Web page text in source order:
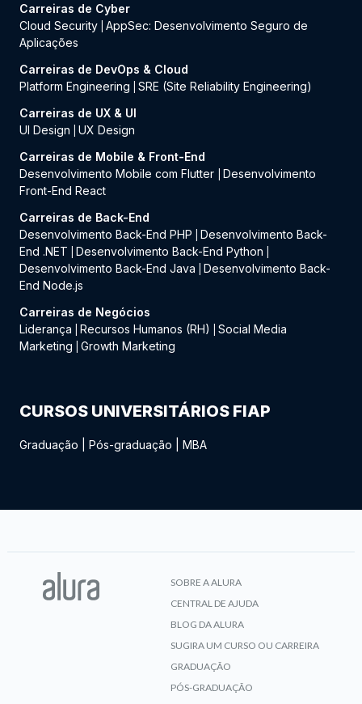
Carreiras de Cyber
Cloud Security AppSec: Desenvolvimento Seguro de
Aplicações
Carreiras de DevOps & Cloud
Platform Engineering
SRE (Site Reliability Engineering)
Carreiras de UX & UI
UI Design
UX Design
Carreiras de Mobile & Front-End
Desenvolvimento Mobile com Flutter
Desenvolvimento
Front-End React
Carreiras de Back-End
Desenvolvimento Back-End PHP
Desenvolvimento Back-
End .NET
Desenvolvimento Back-End Python
Desenvolvimento Back-End Java
Desenvolvimento Back-
End Node.js
Carreiras de Negócios
Liderança
Recursos Humanos (RH)
Social Media
Marketing
Growth Marketing
CURSOS UNIVERSITÁRIOS FIAP
Graduação Pós-graduação MBA
SOBRE A ALURA
CENTRAL DE AJUDA
BLOG DA ALURA
SUGIRA UM CURSO OU CARREIRA
GRADUAÇÃO
PÓS-GRADUAÇÃO